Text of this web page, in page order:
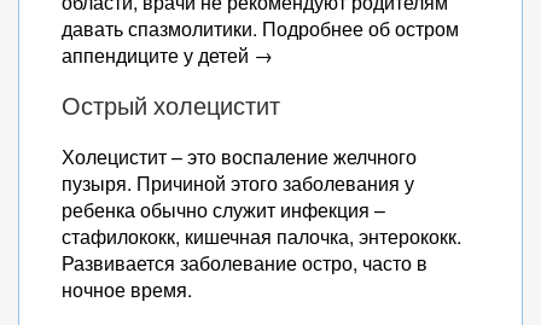
давать спазмолитики. Подробнее об остром
аппендиците у детей →
Острый холецистит
Холецистит – это воспаление желчного
пузыря. Причиной этого заболевания у
ребенка обычно служит инфекция –
стафилококк, кишечная палочка, энтерококк.
Развивается заболевание остро, часто в
ночное время.